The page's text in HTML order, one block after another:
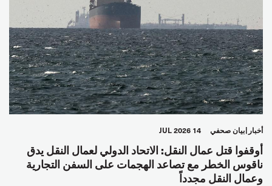
أخبار بيان صحفي 14 JUL 2026
أوقفوا قتل عمال النقل: الاتحاد الدولي لعمال النقل يدق
ناقوس الخطر مع تصاعد الهجمات على السفن التجارية
وعمال النقل مجدداً